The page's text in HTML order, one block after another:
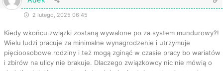
2 lutego, 2025 06:45
Kiedy wkońcu związki zostaną wywalone po za system mundurowy?!
Wielu ludzi pracuje za minimalne wynagrodzenie i utrzymuje
pięcioosobowe rodziny i też mogą zginąć w czasie pracy bo wariatów
i zbirów na ulicy nie brakuje. Dlaczego związkowcy nic nie mówią o